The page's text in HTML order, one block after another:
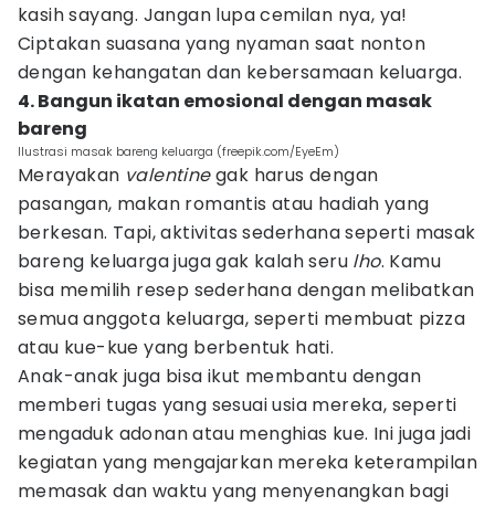
kasih sayang. Jangan lupa cemilan nya, ya!
Ciptakan suasana yang nyaman saat nonton
dengan kehangatan dan kebersamaan keluarga.
4. Bangun ikatan emosional dengan masak
bareng
Ilustrasi masak bareng keluarga (freepik.com/EyeEm)
Merayakan valentinegak harus dengan
pasangan, makan romantis atau hadiah yang
berkesan. Tapi, aktivitas sederhana seperti masak
bareng keluarga juga gak kalah seru lho. Kamu
bisa memilih resep sederhana dengan melibatkan
semua anggota keluarga, seperti membuat pizza
atau kue-kue yang berbentuk hati.
Anak-anak juga bisa ikut membantu dengan
memberi tugas yang sesuai usia mereka, seperti
mengaduk adonan atau menghias kue. Ini juga jadi
kegiatan yang mengajarkan mereka keterampilan
memasak dan waktu yang menyenangkan bagi